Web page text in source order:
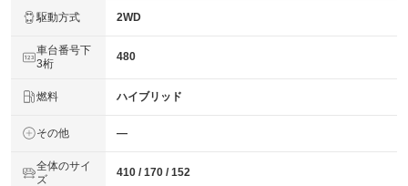
駆動方式 2WD
車台番号下
3桁
480
燃料 ハイブリッド
その他 ―
全体のサイ
ズ
410 / 170 / 152